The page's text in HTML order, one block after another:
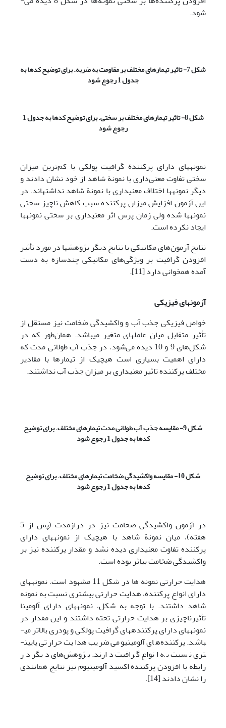
شود.
شکل 7- تاثیر تیمارهای مختلف بر مقاومت به ضربه. برای توضیح کدها به
جدول 1 رجوع شود
شکل 8- تاثیر تیمارهای مختلف بر سختی. برای توضیح کدها به جدول 1
رجوع شود
نمونه­های دارای پرکنندة گرافیت پولکی با کم‌ترین میزان
سختی تفاوت معنی‌داری با نمونة شاهد از خود نشان دادند و
دیگر نمونه­ها اختلاف معنی­داری با نمونة شاهد نداشته­اند. در
این آزمون افزایش میزان پرکننده سبب کاهش ناچیز سختی
نمونه­ها شده ولی زمان پرس اثر معنی­داری بر سختی نمونه­ها
ایجاد نکرده است.
نتایج آزمون‌های مکانیکی با نتایج دیگر پژوهش­ها در مورد تأثیر
افزودن گرافیت بر ویژگی‌های مکانیکی چندسازه به دست
آمده همخوانی دارد [11].
آزمون‏های فیزیکی
خواص فیزیکی جذب آب و واکشیدگی ضخامت نیز مستقل از
تأثیر متقابل میان عامل­های متغیر می­باشد. همان‌طور که در
شکل‌های 9 و 10 دیده می‌شود، در جذب آب طولانی مدت که
دارای اهمیت بسیاری است هیچ­یک از تیمارها با مقادیر
مختلف پرکننده تاثیر معنی‏داری بر میزان جذب آب نداشتند.
شکل 9- مقایسه جذب آب طولانی مدت تیمارهای مختلف. برای توضیح
کدها بهجدول 1 رجوع شود
شکل 10- مقایسه واکشیدگی ضخامت تیمارهای مختلف. برای توضیح
کدها بهجدول 1 رجوع شود
در آزمون واکشیدگی ضخامت نیز در درازمدت (پس از 5
هفته)، میان نمونة شاهد با هیچ­یک از نمونه­های دارای
پرکننده تفاوت معنی­داری دیده نشد و مقدار پرکننده نیز بر
واکشیدگی ضخامت بی­اثر بوده ­است.
هدایت حرارتی نمونه ‌ها در شکل 11 مشهود است. نمونه­های
دارای انواع پرکننده، هدایت حرارتی بیشتری نسبت به نمونه
شاهد داشتند. با توجه به شکل، نمونه­های دارای آلومینا
تأثیرناچیزی بر هدایت حرارتی تخته داشتند و این مقدار در
نمونه­های دارای پرکننده­های گرافیت پولکی و پودری بالاتر می­
باشد. پرکننده‌های آلومینیومی ضریب هدایت حرارتی پایین­
تری نسبت به انواع گرافیت دارند. پژوهش‌های دیگر در
رابطه با افزودن پرکننده اکسید آلومینیوم نیز نتایج همانندی
را نشان دادند [14].